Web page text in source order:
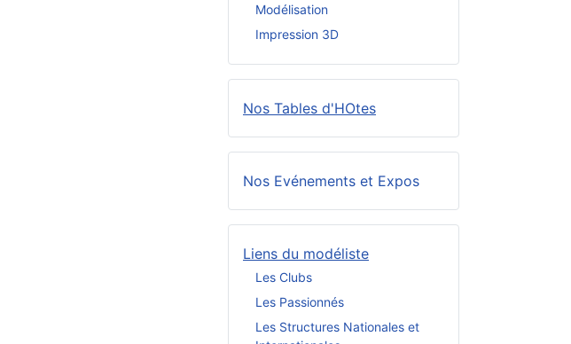
Modélisation
Impression 3D
Nos Tables d'HOtes
Nos Evénements et Expos
Liens du modéliste
Les Clubs
Les Passionnés
Les Structures Nationales et